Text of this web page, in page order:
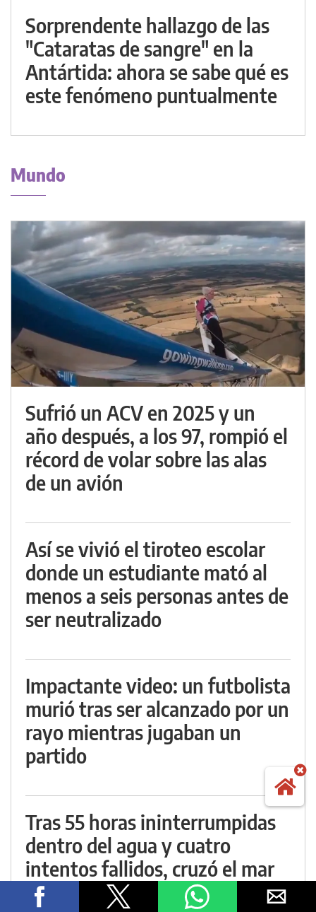
Sorprendente hallazgo de las
"Cataratas de sangre" en la
Antártida: ahora se sabe qué es
este fenómeno puntualmente
Mundo
Sufrió un ACV en 2025 y un
año después, a los 97, rompió el
récord de volar sobre las alas
de un avión
Así se vivió el tiroteo escolar
donde un estudiante mató al
menos a seis personas antes de
ser neutralizado
Impactante video: un futbolista
murió tras ser alcanzado por un
rayo mientras jugaban un
partido
Tras 55 horas ininterrumpidas
dentro del agua y cuatro
intentos fallidos, cruzó el mar
Báltico e hizo historia